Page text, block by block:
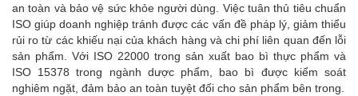
an toàn và bảo vệ sức khỏe người dùng. Việc tuân thủ tiêu chuẩn
ISO giúp doanh nghiệp tránh được các vấn đề pháp lý, giảm thiểu
rủi ro từ các khiếu nại của khách hàng và chi phí liên quan đến lỗi
sản phẩm. Với ISO 22000 trong sản xuất bao bì thực phẩm và
ISO 15378 trong ngành dược phẩm, bao bì được kiểm soát
nghiêm ngặt, đảm bảo an toàn tuyệt đối cho sản phẩm bên trong.